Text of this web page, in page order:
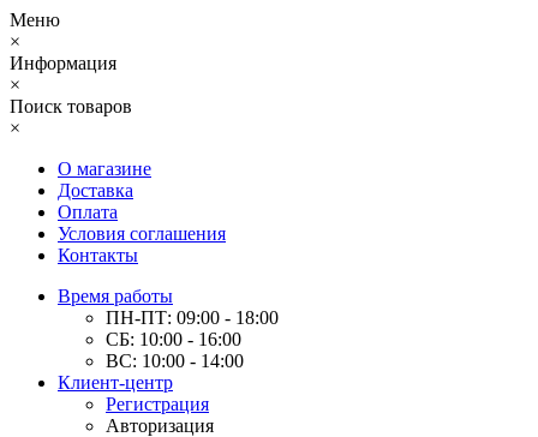
Меню
×
Информация
×
Поиск товаров
×
О магазине
Доставка
Оплата
Условия соглашения
Контакты
Время работы
ПН-ПТ: 09:00 - 18:00
СБ: 10:00 - 16:00
ВС: 10:00 - 14:00
Клиент-центр
Регистрация
Авторизация